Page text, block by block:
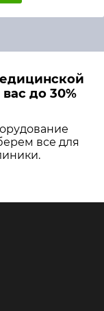
до 30%
все для